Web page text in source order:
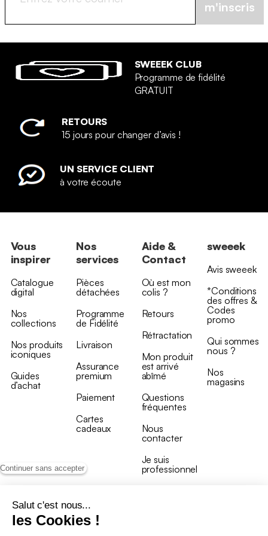
Continuer sans accepter
Salut c'est nous...
les Cookies !
m'inscris
SWEEEK CLUB
Programme de fidélité
GRATUIT
RETOURS
15 jours pour changer d’avis !
UN SERVICE CLIENT
à votre écoute
Vous
inspirer
Catalogue
digital
Nos
collections
Nos produits
iconiques
Guides
d’achat
Nos
services
Pièces
détachées
Programme
de Fidélité
Livraison
Assurance
premium
Paiement
Cartes
cadeaux
Aide &
Contact
Où est mon
colis ?
Retours
Rétractation
Mon produit
est arrivé
abîmé
Questions
fréquentes
Nous
contacter
Je suis
professionnel
sweeek
Avis sweeek
*Conditions
des offres &
Codes
promo
Qui sommes
nous ?
Nos
magasins